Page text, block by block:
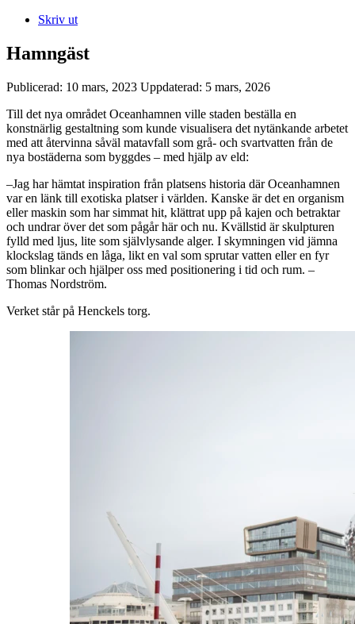
Skriv ut
Hamngäst
Publicerad: 10 mars, 2023 Uppdaterad: 5 mars, 2026
Till det nya området Oceanhamnen ville staden beställa en
konstnärlig gestaltning som kunde visualisera det nytänkande arbetet
med att återvinna såväl matavfall som grå- och svartvatten från de
nya bostäderna som byggdes – med hjälp av eld:
–Jag har hämtat inspiration från platsens historia där Oceanhamnen
var en länk till exotiska platser i världen. Kanske är det en organism
eller maskin som har simmat hit, klättrat upp på kajen och betraktar
och undrar över det som pågår här och nu. Kvällstid är skulpturen
fylld med ljus, lite som självlysande alger. I skymningen vid jämna
klockslag tänds en låga, likt en val som sprutar vatten eller en fyr
som blinkar och hjälper oss med positionering i tid och rum. –
Thomas Nordström.
Verket står på Henckels torg.